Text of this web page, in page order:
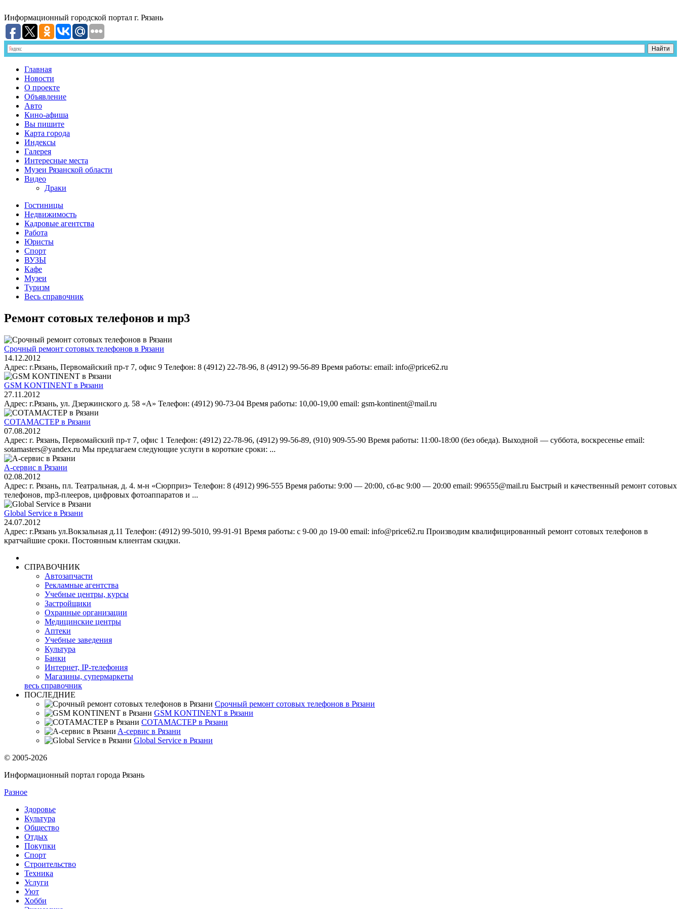
Информационный городской портал г. Рязань
Главная
Новости
О проекте
Объявление
Авто
Кино-афиша
Вы пишите
Карта города
Индексы
Галерея
Интересные места
Музеи Рязанской области
Видео
Драки
Гостиницы
Недвижимость
Кадровые агентства
Работа
Юристы
Спорт
ВУЗЫ
Кафе
Музеи
Туризм
Весь справочник
Ремонт сотовых телефонов и mp3
Срочный ремонт сотовых телефонов в Рязани
14.12.2012
Адрес: г.Рязань, Первомайский пр-т 7, офис 9 Телефон: 8 (4912) 22-78-96, 8 (4912) 99-56-89 Время работы: email: info@price62.ru
GSM KONTINENT в Рязани
27.11.2012
Адрес: г.Рязань, ул. Дзержинского д. 58 «А» Телефон: (4912) 90-73-04 Время работы: 10,00-19,00 email: gsm-kontinent@mail.ru
СОТАМАСТЕР в Рязани
07.08.2012
Адрес: г. Рязань, Первомайский пр-т 7, офис 1 Телефон: (4912) 22-78-96, (4912) 99-56-89, (910) 909-55-90 Время работы: 11:00-18:00 (без обеда). Выходной — суббота, воскресенье email:
sotamasters@yandex.ru Мы предлагаем следующие услуги в короткие сроки: ...
A-сервис в Рязани
02.08.2012
Адрес: г. Рязань, пл. Театральная, д. 4. м-н «Сюрприз» Телефон: 8 (4912) 996-555 Время работы: 9:00 — 20:00, сб-вс 9:00 — 20:00 email: 996555@mail.ru Быстрый и качественный ремонт сотовых
телефонов, mp3-плееров, цифровых фотоаппаратов и ...
Global Service в Рязани
24.07.2012
Адрес: г.Рязань ул.Вокзальная д.11 Телефон: (4912) 99-5010, 99-91-91 Время работы: с 9-00 до 19-00 email: info@price62.ru Производим квалифицированный ремонт сотовых телефонов в
кратчайшие сроки. Постоянным клиентам скидки.
СПРАВОЧНИК
Автозапчасти
Рекламные агентства
Учебные центры, курсы
Застройщики
Охранные организации
Медицинские центры
Аптеки
Учебные заведения
Культура
Банки
Интернет, IP-телефония
Магазины, супермаркеты
весь справочник
ПОСЛЕДНИЕ
Срочный ремонт сотовых телефонов в Рязани
GSM KONTINENT в Рязани
СОТАМАСТЕР в Рязани
A-сервис в Рязани
Global Service в Рязани
© 2005-2026
Информационный портал города Рязань
Разное
Здоровье
Культура
Общество
Отдых
Покупки
Спорт
Строительство
Техника
Услуги
Уют
Хобби